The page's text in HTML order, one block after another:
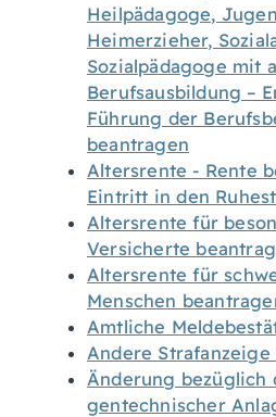
Heilpädagoge,
Heimerzieher,
Sozialpädagoge mit
Berufsausbildung –
Führung der
beantragen
Altersrente - Rente
Eintritt in den
Altersrente für
Versicherte
Altersrente für
Menschen
Amtliche
Andere Strafanzeige
Änderung bezüglich
gentechnischer